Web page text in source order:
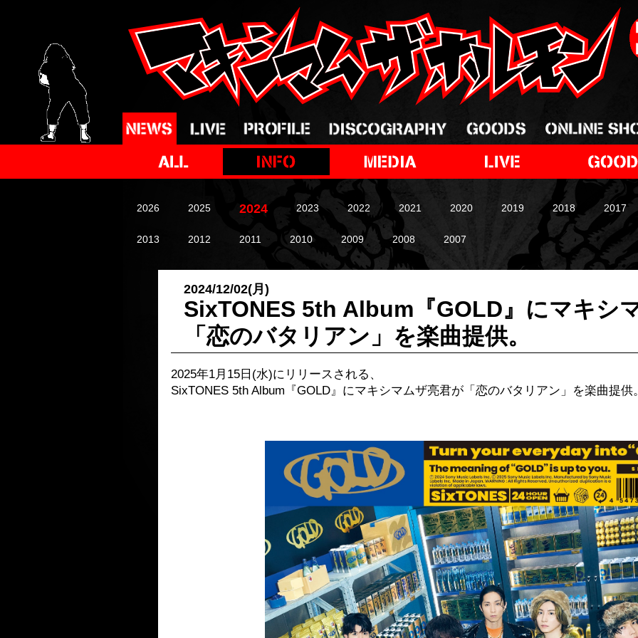
2026 2025 2024 2023 2022 2021 2020 2019 2018 2017
2013 2012 2011 2010 2009 2008 2007
2024/12/02(月)
SixTONES 5th Album『GOLD』にマキシ
「恋のバタリアン」を楽曲提供。
2025年1月15日(水)にリリースされる、
SixTONES 5th Album『GOLD』にマキシマムザ亮君が「恋のバタリアン」を楽曲提供